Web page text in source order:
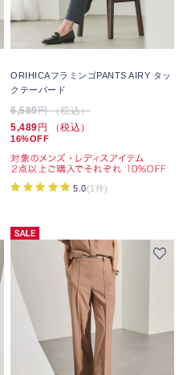
ORIHICAフラミンゴPANTS AIRY タッ
クテーパード
6,589円 （税込）
5,489円 （税込）
16%OFF
5.0(1件)